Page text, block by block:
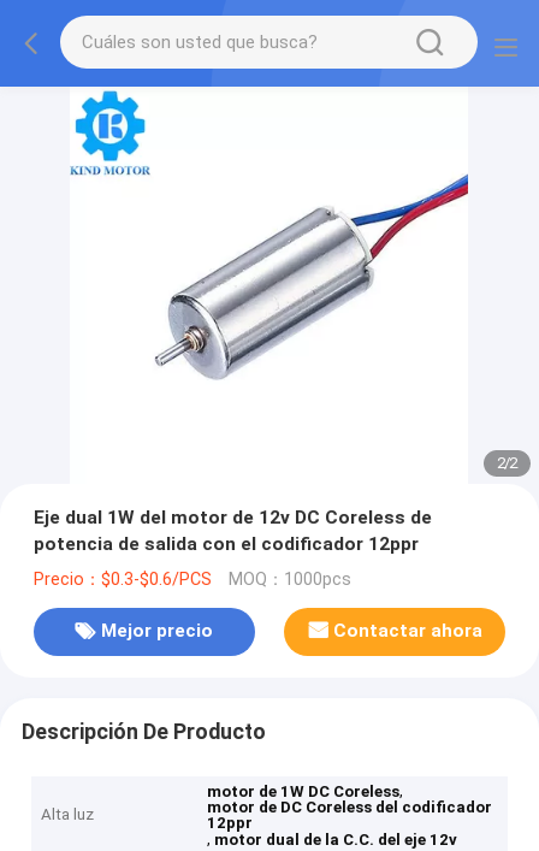
2/2
Eje dual 1W del motor de 12v DC Coreless de
potencia de salida con el codificador 12ppr
Precio：$0.3-$0.6/PCS MOQ：1000pcs
Mejor precio Contactar ahora
Descripción De Producto
Alta luz
motor de 1W DC Coreless,
motor de DC Coreless del codificador
12ppr
, motor dual de la C.C. del eje 12v